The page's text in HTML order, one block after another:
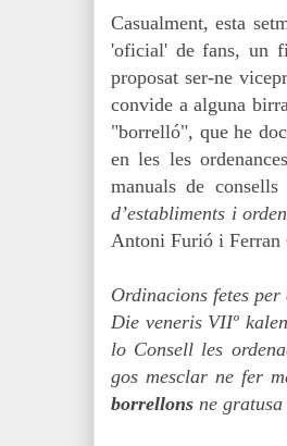
Casualment, esta
'oficial' de fans, un
proposat ser-ne
convide a alguna
"borrelló", que he
en les les
manuals de
d’establiments i
Antoni Furió i Ferran
Ordinacions fetes
Die veneris VIIº
lo Consell les
gos mesclar ne fer
borrellons ne